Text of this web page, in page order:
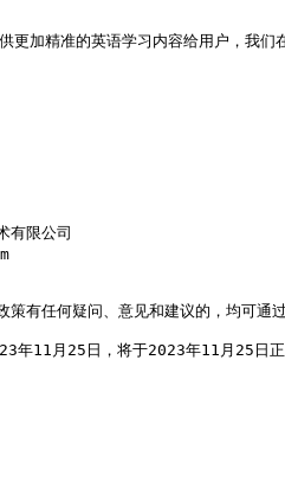
更加精准的英语学习内容给用户，我
有限公司
策有任何疑问、意见和建议的，均可通
年11月25日，将于2023年11月25日